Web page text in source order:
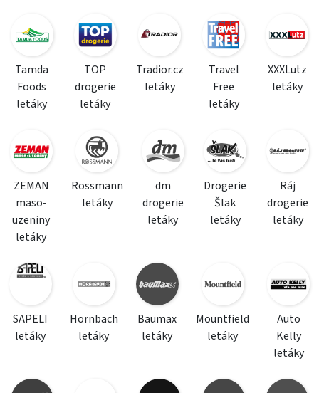
Tamda
Foods
letáky
TOP
drogerie
letáky
Tradior.cz
letáky
Travel
Free
letáky
XXXLutz
letáky
ZEMAN
maso-
uzeniny
letáky
Rossmann
letáky
dm
drogerie
letáky
Drogerie
Šlak
letáky
Ráj
drogerie
letáky
SAPELI
letáky
Hornbach
letáky
Baumax
letáky
Mountfield
letáky
Auto
Kelly
letáky